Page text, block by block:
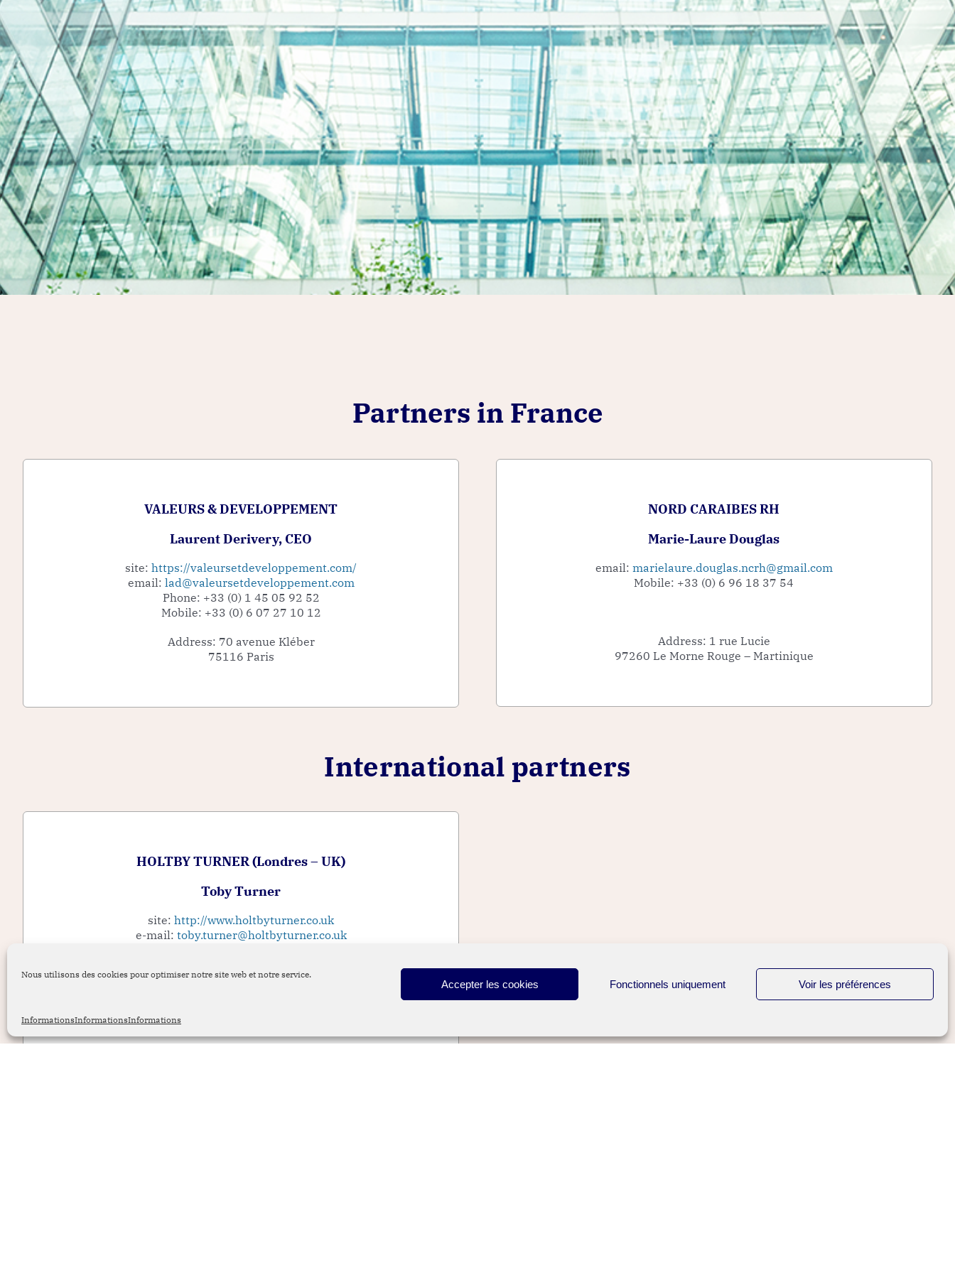
Nous utilisons des cookies pour optimiser notre site web et notre service.
Accepter les cookies Fonctionnels uniquement Voir les préférences
InformationsInformationsInformations
Partners in France
VALEURS & DEVELOPPEMENT
Laurent Derivery, CEO
site:https://valeursetdeveloppement.com/
email: lad@valeursetdeveloppement.com
Phone: +33 (0) 1 45 05 92 52
Mobile: +33 (0) 6 07 27 10 12
Address: 70 avenue Kléber
75116 Paris
NORD CARAIBES RH
Marie-Laure Douglas
email: marielaure.douglas.ncrh@gmail.com
Mobile: +33 (0) 6 96 18 37 54
Address: 1 rue Lucie
97260 Le Morne Rouge – Martinique
International partners
HOLTBY TURNER (Londres – UK)
Toby Turner
site:http://www.holtbyturner.co.uk
e-mail: toby.turner@holtbyturner.co.uk
Address: Portman House,